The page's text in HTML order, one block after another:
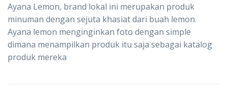
Ayana Lemon, brand lokal ini merupakan produk
minuman dengan sejuta khasiat dari buah lemon.
Ayana lemon menginginkan foto dengan simple
dimana menampilkan produk itu saja sebagai katalog
produk mereka